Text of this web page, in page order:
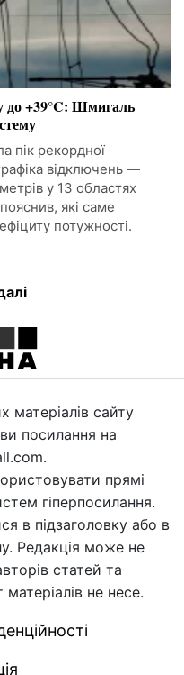
до +39°C: Шмигаль
пік рекордної
відключень —
у 13 областях
які саме
потужності.
матеріалів сайту
посилання на
прямі
гіперпосилання.
в підзаголовку або в
Редакція може не
статей та
матеріалів не несе.